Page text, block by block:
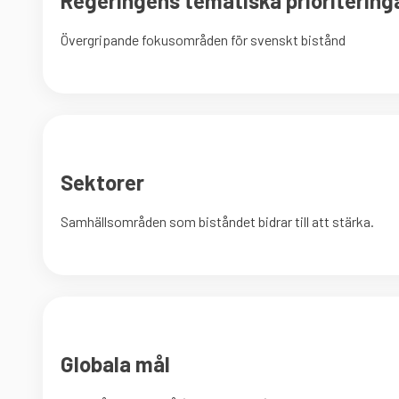
Övergripande fokusområden för svenskt bistånd
Sektorer
Samhällsområden som biståndet bidrar till att stärka.
Globala mål